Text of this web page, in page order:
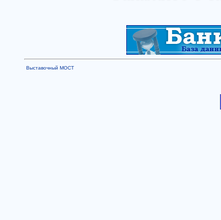
Выставочный МОСТ